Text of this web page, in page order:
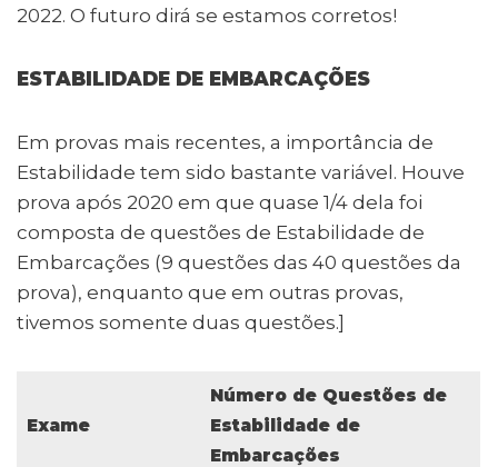
2022. O futuro dirá se estamos corretos!
ESTABILIDADE DE EMBARCAÇÕES
Em provas mais recentes, a importância de
Estabilidade tem sido bastante variável. Houve
prova após 2020 em que quase 1/4 dela foi
composta de questões de Estabilidade de
Embarcações (9 questões das 40 questões da
prova), enquanto que em outras provas,
tivemos somente duas questões.]
Exame
Número de Questões de
Estabilidade de
Embarcações